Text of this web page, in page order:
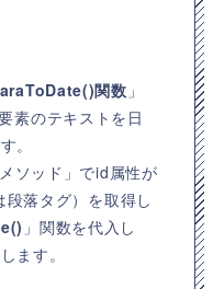
関数 」
素のテキストを日
。
ソッド」でid属性が
段落タグ）を取得し
」関数を代入し
ます。